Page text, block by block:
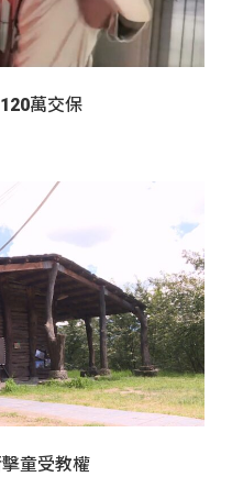
萬交保
童受教權